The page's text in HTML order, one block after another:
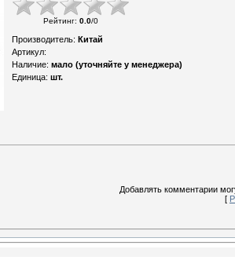
Рейтинг: 0.0/0
Производитель: Китай
Артикул:
Наличие: мало (уточняйте у менеджера)
Единица: шт.
Добавлять комментарии
[